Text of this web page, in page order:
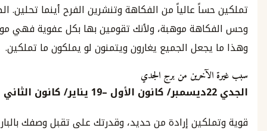
عالياً من الفكاهة وتنشرين الفرح أينما تحلين. الظرافة
موهبة، ولأنك تقومين بها بكل عفوية فهي موهبة نادرة
الجميع يغارون ويتمنون لو يملكون ما تملكين.
من برج الجدي
ديسمبر/كانون الأول–
19يناير/كانون الثاني
إرادة من حديد، وقدرتك على تقبل وصفك بالباردة